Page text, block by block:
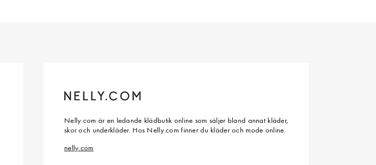
Nelly.com är en ledande klädbutik online som säljer bland annat kläder,
skor och underkläder. Hos Nelly.com finner du kläder och mode online.
nelly.com